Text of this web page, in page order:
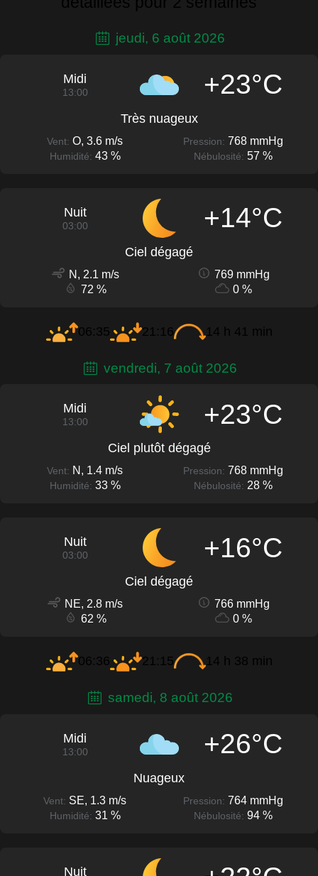
jeudi, 6 août 2026
Midi
13:00 +23°C
Très nuageux
Vent: O, 3.6 m/s Pression: 768 mmHg
Humidité: 43 % Nébulosité: 57 %
Nuit
03:00 +14°C
Ciel dégagé
N, 2.1 m/s
769 mmHg
72 %
0 %
06:35 21:16 14 h 41 min
vendredi, 7 août 2026
Midi
13:00 +23°C
Ciel plutôt dégagé
Vent: N, 1.4 m/s Pression: 768 mmHg
Humidité: 33 % Nébulosité: 28 %
Nuit
03:00 +16°C
Ciel dégagé
NE, 2.8 m/s
766 mmHg
62 %
0 %
06:36 21:15 14 h 38 min
samedi, 8 août 2026
Midi
13:00 +26°C
Nuageux
Vent: SE, 1.3 m/s Pression: 764 mmHg
Humidité: 31 % Nébulosité: 94 %
Nuit